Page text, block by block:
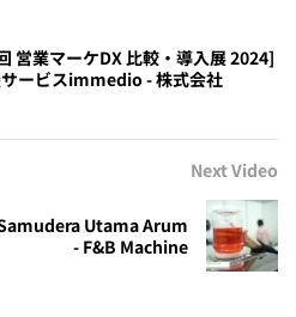
営業マーケDX 比較・導入展 2024]
ービスimmedio - 株式会社
Next Video
Utama Arum
- F&B Machine